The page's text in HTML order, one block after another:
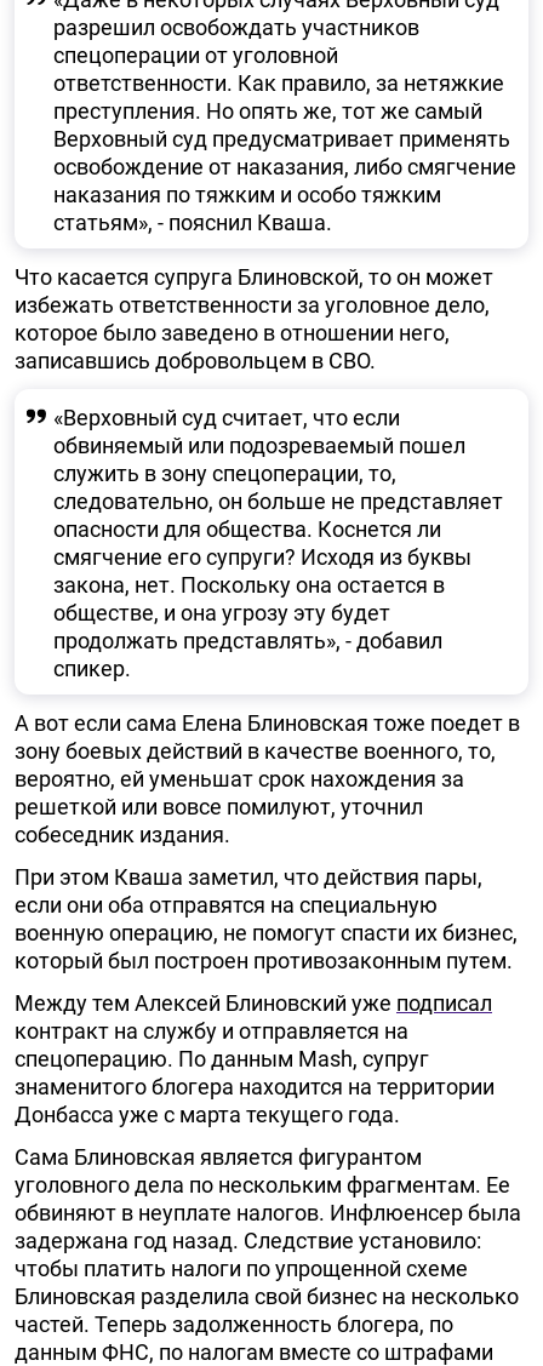
разрешил освобождать участников
спецоперации от уголовной
ответственности. Как правило, за нетяжкие
преступления. Но опять же, тот же самый
Верховный суд предусматривает применять
освобождение от наказания, либо смягчение
наказания по тяжким и особо тяжким
статьям», - пояснил Кваша.
Что касается супруга Блиновской, то он может
избежать ответственности за уголовное дело,
которое было заведено в отношении него,
записавшись добровольцем в СВО.
«Верховный суд считает, что если
обвиняемый или подозреваемый пошел
служить в зону спецоперации, то,
следовательно, он больше не представляет
опасности для общества. Коснется ли
смягчение его супруги? Исходя из буквы
закона, нет. Поскольку она остается в
обществе, и она угрозу эту будет
продолжать представлять», - добавил
спикер.
А вот если сама Елена Блиновская тоже поедет в
зону боевых действий в качестве военного, то,
вероятно, ей уменьшат срок нахождения за
решеткой или вовсе помилуют, уточнил
собеседник издания.
При этом Кваша заметил, что действия пары,
если они оба отправятся на специальную
военную операцию, не помогут спасти их бизнес,
который был построен противозаконным путем.
Между тем Алексей Блиновский уже подписал
контракт на службу и отправляется на
спецоперацию. По данным Mash, супруг
знаменитого блогера находится на территории
Донбасса уже с марта текущего года.
Сама Блиновская является фигурантом
уголовного дела по нескольким фрагментам. Ее
обвиняют в неуплате налогов. Инфлюенсер была
задержана год назад. Следствие установило:
чтобы платить налоги по упрощенной схеме
Блиновская разделила свой бизнес на несколько
частей. Теперь задолженность блогера, по
данным ФНС, по налогам вместе со штрафами